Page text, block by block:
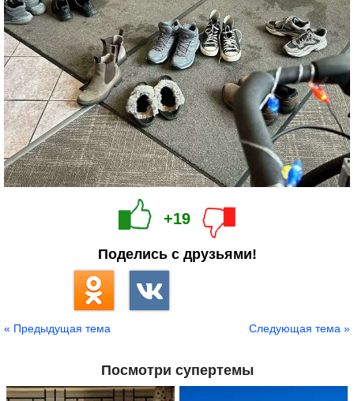
+19
Поделись с друзьями!
« Предыдущая тема Следующая тема »
Посмотри супертемы